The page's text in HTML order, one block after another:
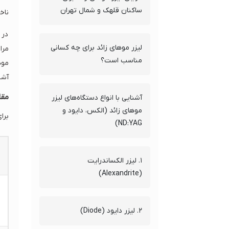
ساکنان قلهک و شمال تهران
لیزر موهای زائد برای چه کسانی
مناسب است؟
آشنایی با انواع دستگاه‌های لیزر
موهای زائد (الکس، دایود و
ND:YAG)
۱. لیزر الکساندرایت
(Alexandrite)
۲. لیزر دایود (Diode)